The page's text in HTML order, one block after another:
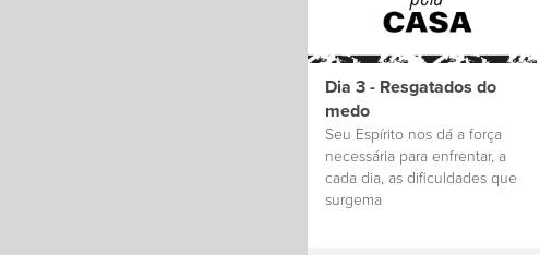
Dia 3 - Resgatados do
medo
Seu Espírito nos dá a força
necessária para enfrentar, a
cada dia, as dificuldades que
surgema